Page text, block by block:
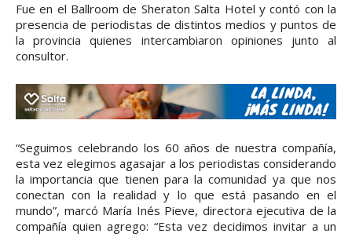
Fue en el Ballroom de Sheraton Salta Hotel y contó con la
presencia de periodistas de distintos medios y puntos de
la provincia quienes intercambiaron opiniones junto al
consultor.
“Seguimos celebrando los 60 años de nuestra compañía,
esta vez elegimos agasajar a los periodistas considerando
la importancia que tienen para la comunidad ya que nos
conectan con la realidad y lo que está pasando en el
mundo”, marcó María Inés Pieve, directora ejecutiva de la
compañía quien agrego: “Esta vez decidimos invitar a un